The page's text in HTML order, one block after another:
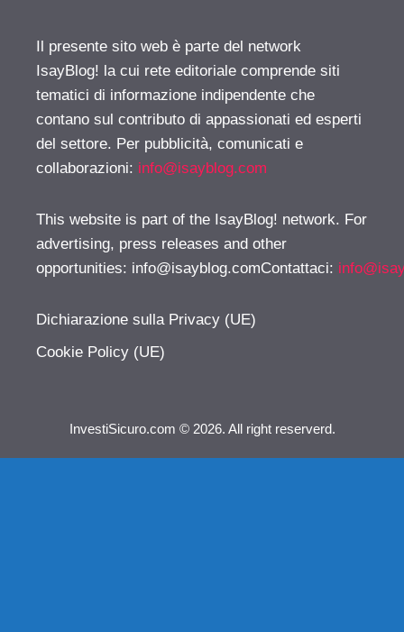
Il presente sito web è parte del network
IsayBlog! la cui rete editoriale comprende siti
tematici di informazione indipendente che
contano sul contributo di appassionati ed esperti
del settore. Per pubblicità, comunicati e
collaborazioni: info@isayblog.com
This website is part of the IsayBlog! network. For
advertising, press releases and other
opportunities: info@isayblog.comContattaci:
Dichiarazione sulla Privacy (UE)
Cookie Policy (UE)
InvestiSicuro.com © 2026. All right reserverd.